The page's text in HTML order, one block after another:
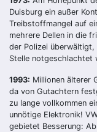
Duisburg ein außer
Treibstoffmangel auf
mehrere Dellen in die
der Polizei überwältigt,
Stelle notgeschlachtet
1993: Millionen älterer
da von Gutachtern
zu lange vollkommen
unnötige Elektronik!
gebietet Besserung: